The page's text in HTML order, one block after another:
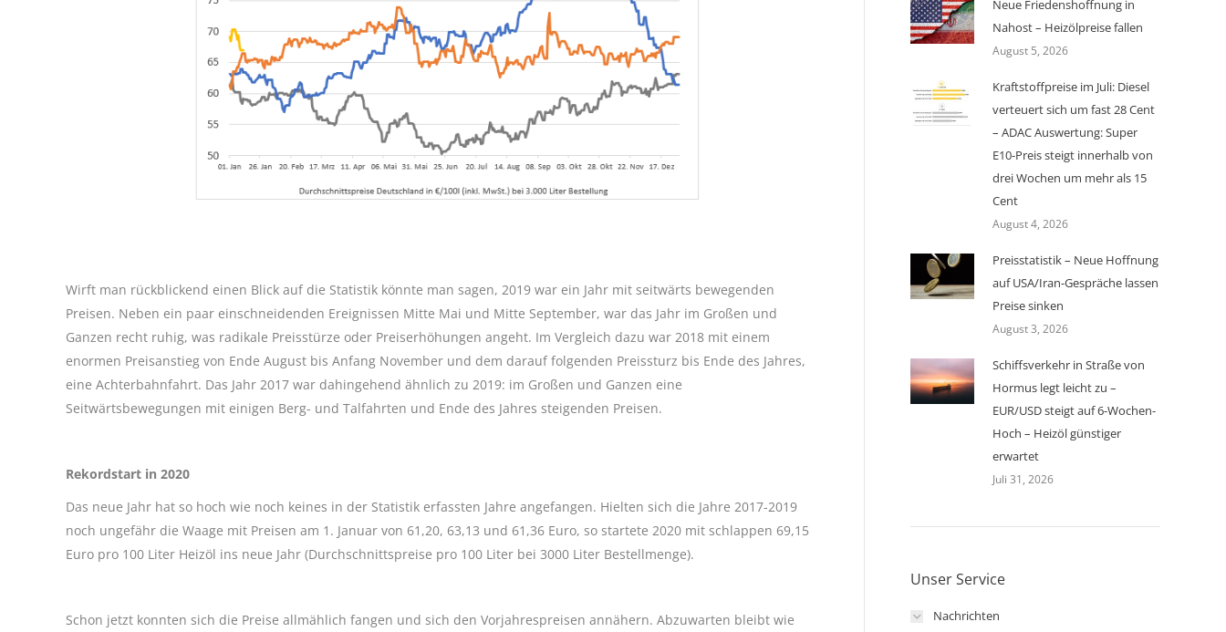
Wirft man rückblickend einen Blick auf die Statistik könnte man sagen, 2019 war ein Jahr mit seitwärts bewegenden
Preisen. Neben ein paar einschneidenden Ereignissen Mitte Mai und Mitte September, war das Jahr im Großen und
Ganzen recht ruhig, was radikale Preisstürze oder Preiserhöhungen angeht. Im Vergleich dazu war 2018 mit einem
enormen Preisanstieg von Ende August bis Anfang November und dem darauf folgenden Preissturz bis Ende des Jahres,
eine Achterbahnfahrt. Das Jahr 2017 war dahingehend ähnlich zu 2019: im Großen und Ganzen eine
Seitwärtsbewegungen mit einigen Berg- und Talfahrten und Ende des Jahres steigenden Preisen.
Rekordstart in 2020
Das neue Jahr hat so hoch wie noch keines in der Statistik erfassten Jahre angefangen. Hielten sich die Jahre 2017-2019
noch ungefähr die Waage mit Preisen am 1. Januar von 61,20, 63,13 und 61,36 Euro, so startete 2020 mit schlappen 69,15
Euro pro 100 Liter Heizöl ins neue Jahr (Durchschnittspreise pro 100 Liter bei 3000 Liter Bestellmenge).
Schon jetzt konnten sich die Preise allmählich fangen und sich den Vorjahrespreisen annähern. Abzuwarten bleibt wie
Neue Friedenshoffnung in
Nahost – Heizölpreise fallen
August 5, 2026
Kraftstoffpreise im Juli: Diesel
verteuert sich um fast 28 Cent
– ADAC Auswertung: Super
E10-Preis steigt innerhalb von
drei Wochen um mehr als 15
Cent
August 4, 2026
Preisstatistik – Neue Hoffnung
auf USA/Iran-Gespräche lassen
Preise sinken
August 3, 2026
Schiffsverkehr in Straße von
Hormus legt leicht zu –
EUR/USD steigt auf 6-Wochen-
Hoch – Heizöl günstiger
erwartet
Juli 31, 2026
Unser Service
Nachrichten